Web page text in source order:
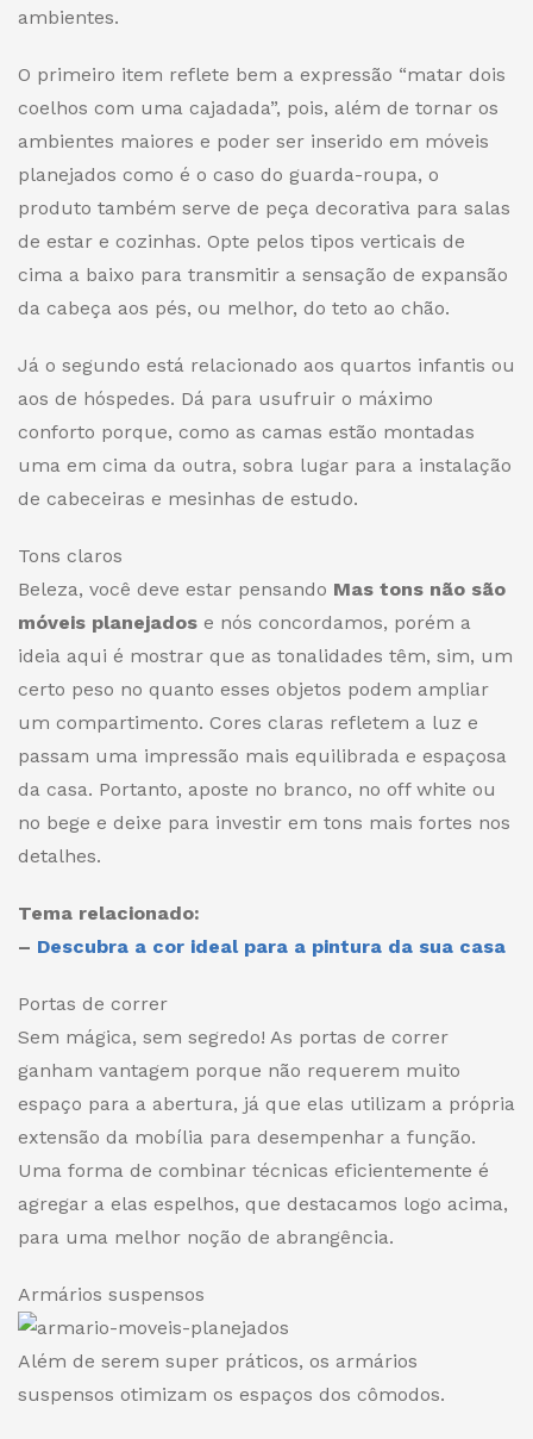
ambientes.
O primeiro item reflete bem a expressão “matar dois
coelhos com uma cajadada”, pois, além de tornar os
ambientes maiores e poder ser inserido em móveis
planejados como é o caso do guarda-roupa, o
produto também serve de peça decorativa para salas
de estar e cozinhas. Opte pelos tipos verticais de
cima a baixo para transmitir a sensação de expansão
da cabeça aos pés, ou melhor, do teto ao chão.
Já o segundo está relacionado aos quartos infantis ou
aos de hóspedes. Dá para usufruir o máximo
conforto porque, como as camas estão montadas
uma em cima da outra, sobra lugar para a instalação
de cabeceiras e mesinhas de estudo.
Tons claros
Beleza, você deve estar pensando Mas tons não são
móveis planejados e nós concordamos, porém a
ideia aqui é mostrar que as tonalidades têm, sim, um
certo peso no quanto esses objetos podem ampliar
um compartimento. Cores claras refletem a luz e
passam uma impressão mais equilibrada e espaçosa
da casa. Portanto, aposte no branco, no off white ou
no bege e deixe para investir em tons mais fortes nos
detalhes.
Tema relacionado:
– Descubra a cor ideal para a pintura da sua casa
Portas de correr
Sem mágica, sem segredo! As portas de correr
ganham vantagem porque não requerem muito
espaço para a abertura, já que elas utilizam a própria
extensão da mobília para desempenhar a função.
Uma forma de combinar técnicas eficientemente é
agregar a elas espelhos, que destacamos logo acima,
para uma melhor noção de abrangência.
Armários suspensos
Além de serem super práticos, os armários
suspensos otimizam os espaços dos cômodos.